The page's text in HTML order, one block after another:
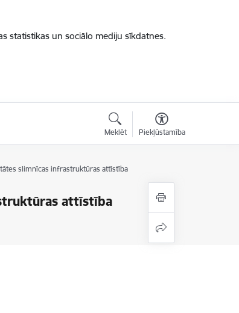
statistikas un sociālo mediju sīkdatnes.
Meklēt Piekļūstamība
slimnīcas infrastruktūras attīstība
attīstība